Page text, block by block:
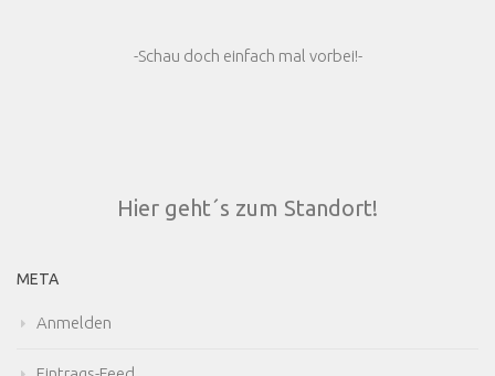
-Schau doch einfach mal vorbei!-
Hier geht´s zum Standort!
META
Anmelden